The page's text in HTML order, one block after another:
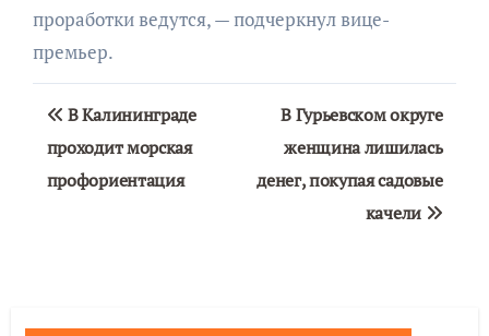
проработки ведутся, — подчеркнул вице-
премьер.
Навигация
по
записям
В Калининграде
проходит морская
профориентация
В Гурьевском округе
женщина лишилась
денег, покупая садовые
качели